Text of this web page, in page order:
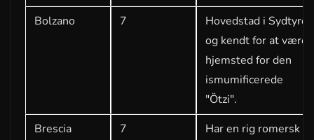
Bolzano
7
Hovedstad i Sydtyrol
og kendt for at være
hjemsted for den
ismumificerede
"Ötzi".
Brescia
7
Har en rig romersk